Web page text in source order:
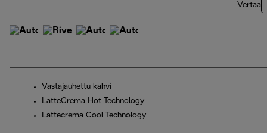
Vertaa
Vastajauhettu kahvi
LatteCrema Hot Technology
Lattecrema Cool Technology